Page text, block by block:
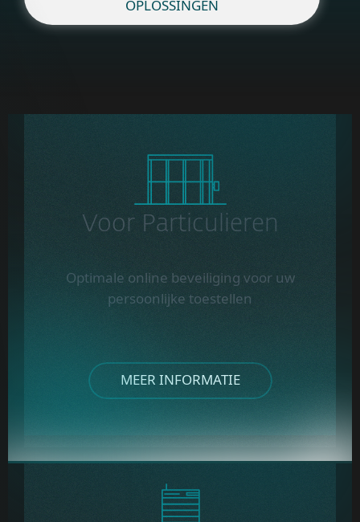
OPLOSSINGEN
Voor Particulieren
Optimale online beveiliging voor uw
persoonlijke toestellen
MEER INFORMATIE